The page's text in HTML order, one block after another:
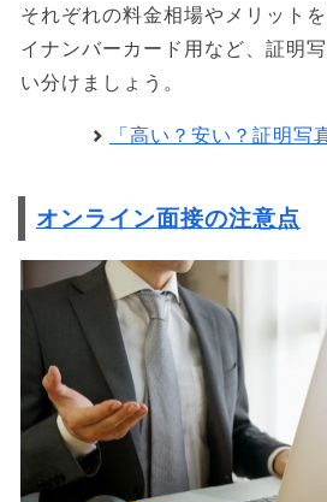
それぞれの料金相場やメリット
イナンバーカード用など、証明
い分けましょう。
「高い？安い？証明写
オンライン面接の注意点